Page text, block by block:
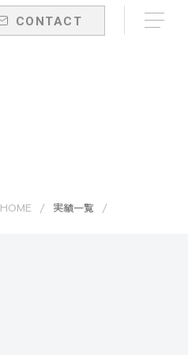
CONTACT
HOME 実績一覧